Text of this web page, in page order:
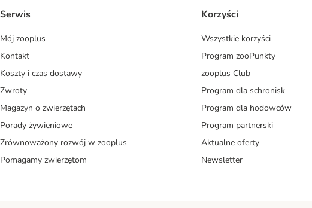
Serwis
Mój zooplus
Kontakt
Koszty i czas dostawy
Zwroty
Magazyn o zwierzętach
Porady żywieniowe
Zrównoważony rozwój w zooplus
Pomagamy zwierzętom
Korzyści
Wszystkie korzyści
Program zooPunkty
zooplus Club
Program dla schronisk
Program dla hodowców
Program partnerski
Aktualne oferty
Newsletter